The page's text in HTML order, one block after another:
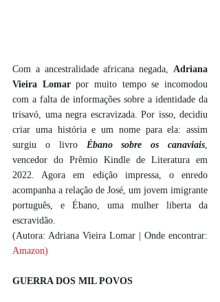
Com a ancestralidade africana negada, Adriana
Vieira Lomar por muito tempo se incomodou
com a falta de informações sobre a identidade da
trisavó, uma negra escravizada. Por isso, decidiu
criar uma história e um nome para ela: assim
surgiu o livro Ébano sobre os canaviais
vencedor do Prêmio Kindle de Literatura em
2022. Agora em edição impressa, o enredo
acompanha a relação de José, um jovem imigrante
português, e Ébano, uma mulher liberta da
escravidão.
(Autora: Adriana Vieira Lomar | Onde encontrar:
Amazon)
GUERRA DOS MIL POVOS